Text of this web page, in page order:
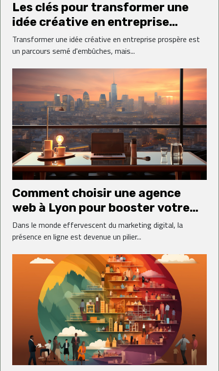
Les clés pour transformer une
idée créative en entreprise
prospère
Transformer une idée créative en entreprise prospère est
un parcours semé d'embûches, mais...
Comment choisir une agence
web à Lyon pour booster votre
carrière dans le marketing digital
Dans le monde effervescent du marketing digital, la
présence en ligne est devenue un pilier...